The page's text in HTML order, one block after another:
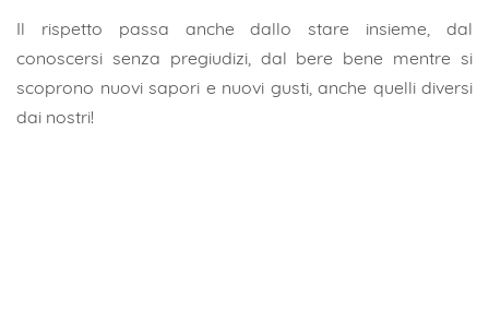
Il rispetto passa anche dallo stare insieme, dal
conoscersi senza pregiudizi, dal bere bene mentre si
scoprono nuovi sapori e nuovi gusti, anche quelli diversi
dai nostri!